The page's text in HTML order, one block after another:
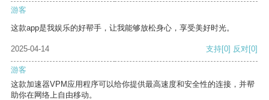
游客
这款app是我娱乐的好帮手，让我能够放松身心，享受美好时光。
2025-04-14 支持[0] 反对[0]
游客
这款加速器VPM应用程序可以给你提供最高速度和安全性的连接，并帮
助你在网络上自由移动。